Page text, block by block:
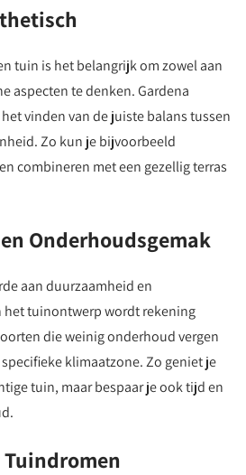
tuin is het belangrijk om zowel aan
aspecten te denken. Gardena
vinden van de juiste balans tussen
Zo kun je bijvoorbeeld
combineren met een gezellig terras
Onderhoudsgemak
aan duurzaamheid en
tuinontwerp wordt rekening
die weinig onderhoud vergen
klimaatzone. Zo geniet je
tuin, maar bespaar je ook tijd en